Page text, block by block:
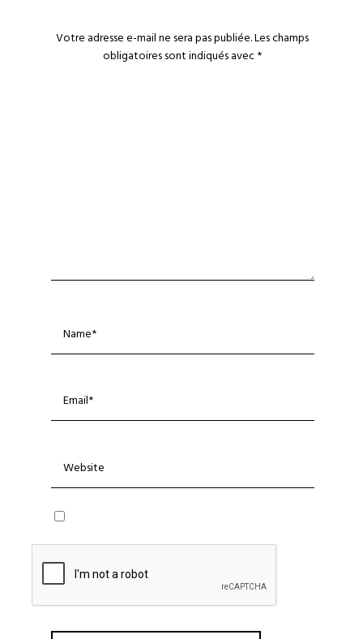
Votre adresse e-mail ne sera pas publiée.Les champs
obligatoires sont indiqués avec*